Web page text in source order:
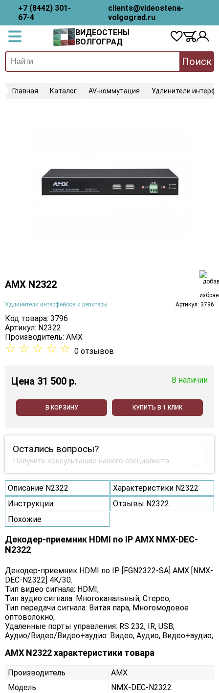
+7 (8442) 301-
67-4
clients@videostena-
volgograd.ru
ВИДЕОСТЕНЫ
ВОЛГОГРАД
Поиск
Главная Каталог AV-коммутация Удлинители
AMX N2322
Удлинители интерфейсов и репитеры Артикул: 3796
Код товара: 3796
Артикул: N2322
Производитель: AMX
☆ ☆ ☆ ☆ ☆ 0 отзывов
Цена 31 500 p. В наличии
В КОРЗИНУ КУПИТЬ В 1 КЛИК
Остались вопросы?
Получите консультацию нашего специалиста
Описание N2322
Характеристики N2322
Инструкции
Отзывы N2322
Похожие
Декодер-приемник HDMI по IP AMX NMX-DEC-
N2322
Декодер-приемник HDMI по IP [FGN2322-SA] AMX [NMX-
DEC-N2322] 4K/30.
Тип видео сигнала: HDMI;
Тип аудио сигнала: Многоканальный, Стерео;
Тип передачи сигнала: Витая пара, Многомодовое
оптоволокно;
Удаленные порты управления: RS 232, IR, USB;
Аудио/Видео/Видео+аудио: Видео, Аудио, Видео+аудио;
AMX N2322 характеристики товара
Производитель
AMX
Модель
NMX-DEC-N2322